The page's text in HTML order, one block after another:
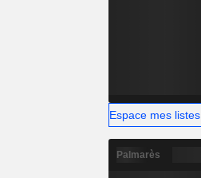
Espace mes listes
Palmarès